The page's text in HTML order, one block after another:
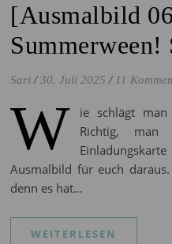
[Ausmalbild
Summerween!
Sari / 30. Juli 2025 / 11
W
ie schlägt
Richtig,
Ausmalbild für euch
denn es hat…
WEITERLESEN